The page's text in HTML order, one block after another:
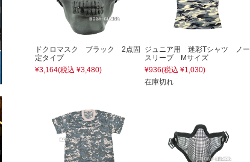
ドクロマスク ブラック 2点固
定タイプ
¥3,164(税込 ¥3,480)
ジュニア用 迷彩Tシャツ ノー
スリーブ Mサイズ
¥936(税込 ¥1,030)
在庫切れ